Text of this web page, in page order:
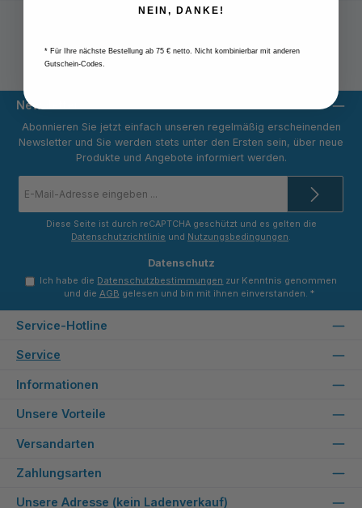
Newsletter
Abonnieren Sie jetzt einfach unseren regelmäßig erscheinenden
Newsletter und Sie werden stets unter den Ersten sein, über neue
Produkte und Angebote informiert werden.
Mail-
*
Diese Seite ist durch reCAPTCHA geschützt und es gelten die
Datenschutzrichtlinie und Nutzungsbedingungen.
Datenschutz
Ich habe die Datenschutzbestimmungen zur Kenntnis genommen
und die AGB gelesen und bin mit ihnen einverstanden. *
Service-Hotline
Service
Informationen
Unsere Vorteile
Versandarten
Zahlungsarten
Unsere Adresse (kein Ladenverkauf)
NEIN, DANKE!
* Für Ihre nächste Bestellung ab 75 € netto. Nicht kombinierbar mit anderen
Gutschein-Codes.